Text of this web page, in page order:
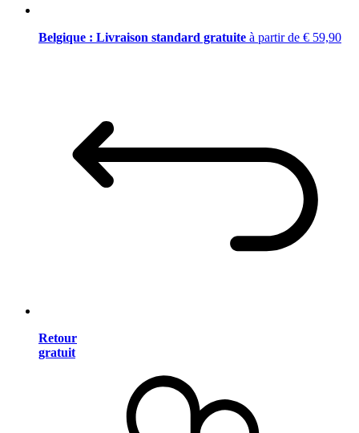
Belgique : Livraison standard gratuite à partir de € 59,90
Retour
gratuit